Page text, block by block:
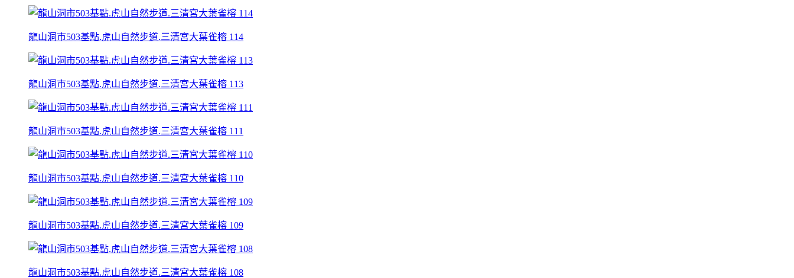
龍山洞市503基點.虎山自然步道.三清宮大葉雀榕 114
龍山洞市503基點.虎山自然步道.三清宮大葉雀榕 113
龍山洞市503基點.虎山自然步道.三清宮大葉雀榕 111
龍山洞市503基點.虎山自然步道.三清宮大葉雀榕 110
龍山洞市503基點.虎山自然步道.三清宮大葉雀榕 109
龍山洞市503基點.虎山自然步道.三清宮大葉雀榕 108